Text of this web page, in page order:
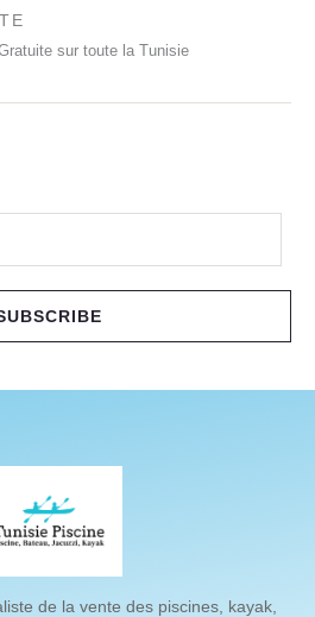
sur toute la Tunisie
de la vente des piscines, kayak,